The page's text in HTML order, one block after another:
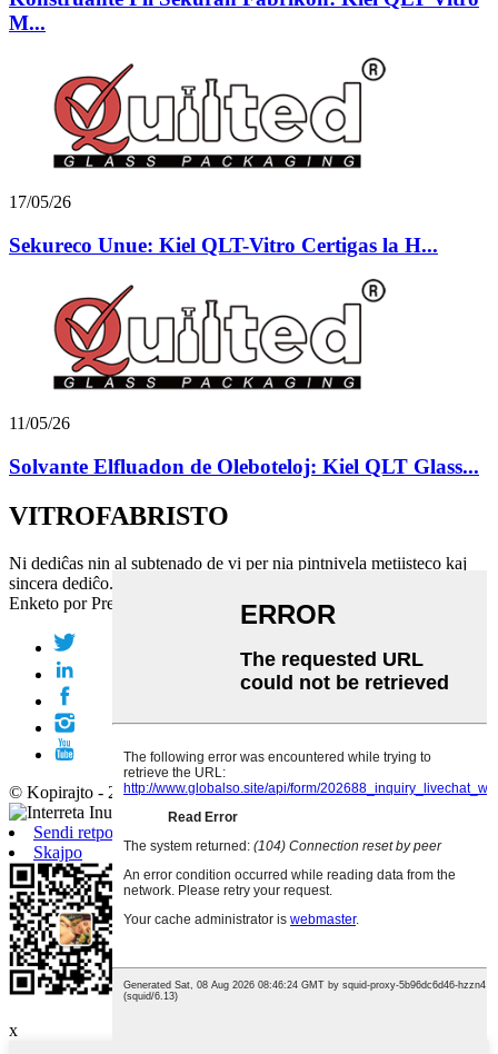
M...
17/05/26
Sekureco Unue: Kiel QLT-Vitro Certigas la H...
11/05/26
Solvante Elfluadon de Oleboteloj: Kiel QLT Glass...
VITROFABRISTO
Ni dediĉas nin al subtenado de vi per nia pintnivela metiisteco kaj
sincera dediĉo.
Enketo por Prezolisto
© Kopirajto - 2010-2019 : Ĉiuj Rajtoj Rezervitaj.
Sendi retpoŝton
Skajpo
x